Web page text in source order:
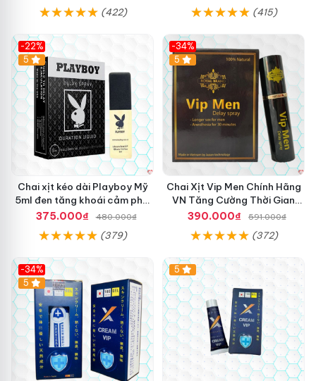
(422) (415)
-22%
5
Chai xịt kéo dài Playboy Mỹ
5ml đen tăng khoái cảm phái
mạnh
375.000₫ 480.000₫
(379)
-34%
5
Chai Xịt Vip Men Chính Hãng
VN Tăng Cường Thời Gian
Quan Hệ
390.000₫ 591.000₫
(372)
-34%
5
5